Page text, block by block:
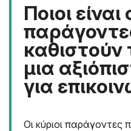
Ποιοι είναι
καθιστούν
μια
για
Οι κύριοι παράγοντες